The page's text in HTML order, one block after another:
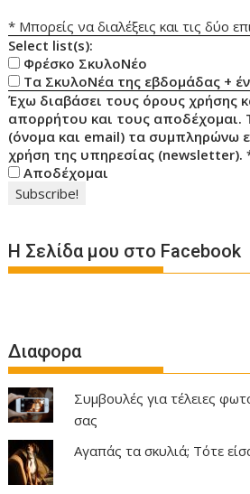
* Μπορείς να διαλέξεις και τις δύο
Select list(s):
Φρέσκο ΣκυλοΝέο
Τα ΣκυλοΝέα της εβδομάδας +
Έχω διαβάσει τους όρους χρήσης
απορρήτου και τους αποδέχομαι.
(όνομα και email) τα συμπληρώνω
χρήση της υπηρεσίας (newsletter).
Αποδέχομαι
Η Σελίδα μου στο Facebook
Διαφορα
Συμβουλές για τέλειες
σας
Αγαπάς τα σκυλιά; Τότε